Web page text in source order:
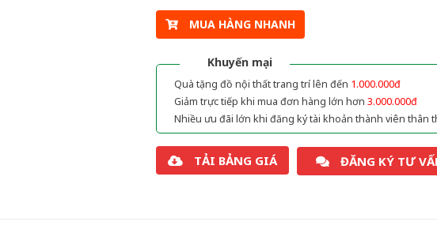
MUA HÀNG NHANH
Khuyến mại
Quà tặng đồ nội thất trang trí lên đến 1.000.000đ
Giảm trực tiếp khi mua đơn hàng lớn hơn 3.000.000đ
Nhiều ưu đãi lớn khi đăng ký tài khoản thành viên thân
TẢI BẢNG GIÁ ĐĂNG KÝ TƯ